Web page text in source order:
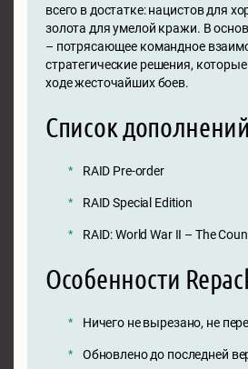
всего в достатке: нацистов для
золота для умелой кражи. В
– потрясающее командное
стратегические решения,
ходе жесточайших боев.
Список
RAID Pre-order
RAID Special Edition
RAID: World War II – The
Особенности
Ничего не вырезано, не
Обновлено до последней